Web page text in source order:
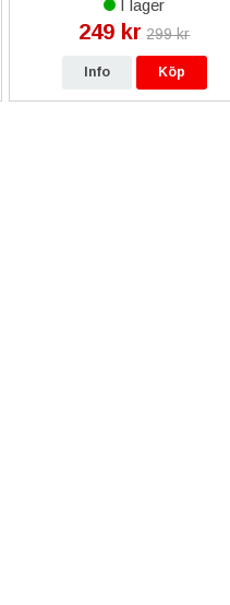
I lager
249 kr 299 kr
Info Köp